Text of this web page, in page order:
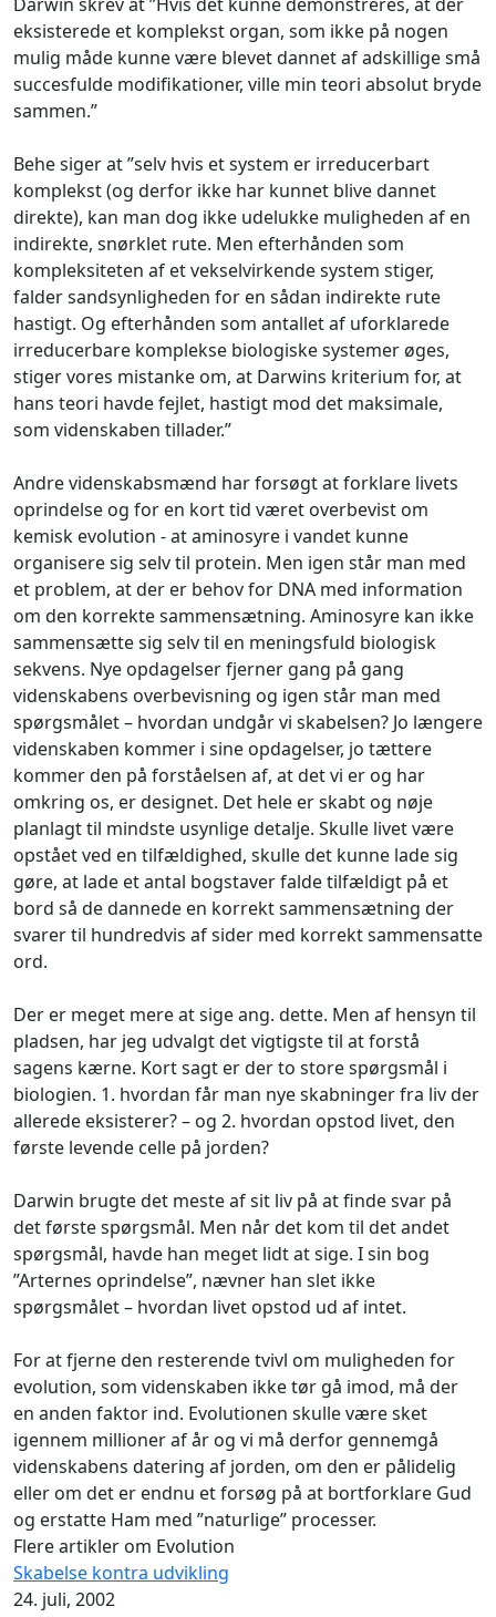
eksisterede et komplekst organ, som ikke på nogen
mulig måde kunne være blevet dannet af adskillige små
succesfulde modifikationer, ville min teori absolut bryde
sammen.”
Behe siger at ”selv hvis et system er irreducerbart
komplekst (og derfor ikke har kunnet blive dannet
direkte), kan man dog ikke udelukke muligheden af en
indirekte, snørklet rute. Men efterhånden som
kompleksiteten af et vekselvirkende system stiger,
falder sandsynligheden for en sådan indirekte rute
hastigt. Og efterhånden som antallet af uforklarede
irreducerbare komplekse biologiske systemer øges,
stiger vores mistanke om, at Darwins kriterium for, at
hans teori havde fejlet, hastigt mod det maksimale,
som videnskaben tillader.”
Andre videnskabsmænd har forsøgt at forklare livets
oprindelse og for en kort tid været overbevist om
kemisk evolution - at aminosyre i vandet kunne
organisere sig selv til protein. Men igen står man med
et problem, at der er behov for DNA med information
om den korrekte sammensætning. Aminosyre kan ikke
sammensætte sig selv til en meningsfuld biologisk
sekvens. Nye opdagelser fjerner gang på gang
videnskabens overbevisning og igen står man med
spørgsmålet – hvordan undgår vi skabelsen? Jo længere
videnskaben kommer i sine opdagelser, jo tættere
kommer den på forståelsen af, at det vi er og har
omkring os, er designet. Det hele er skabt og nøje
planlagt til mindste usynlige detalje. Skulle livet være
opstået ved en tilfældighed, skulle det kunne lade sig
gøre, at lade et antal bogstaver falde tilfældigt på et
bord så de dannede en korrekt sammensætning der
svarer til hundredvis af sider med korrekt sammensatte
ord.
Der er meget mere at sige ang. dette. Men af hensyn til
pladsen, har jeg udvalgt det vigtigste til at forstå
sagens kærne. Kort sagt er der to store spørgsmål i
biologien. 1. hvordan får man nye skabninger fra liv der
allerede eksisterer? – og 2. hvordan opstod livet, den
første levende celle på jorden?
Darwin brugte det meste af sit liv på at finde svar på
det første spørgsmål. Men når det kom til det andet
spørgsmål, havde han meget lidt at sige. I sin bog
”Arternes oprindelse”, nævner han slet ikke
spørgsmålet – hvordan livet opstod ud af intet.
For at fjerne den resterende tvivl om muligheden for
evolution, som videnskaben ikke tør gå imod, må der
en anden faktor ind. Evolutionen skulle være sket
igennem millioner af år og vi må derfor gennemgå
videnskabens datering af jorden, om den er pålidelig
eller om det er endnu et forsøg på at bortforklare Gud
og erstatte Ham med ”naturlige” processer.
Flere artikler om Evolution
Skabelse kontra udvikling
24. juli, 2002